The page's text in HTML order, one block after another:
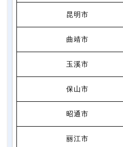
昆明市
曲靖市
玉溪市
保山市
昭通市
丽江市